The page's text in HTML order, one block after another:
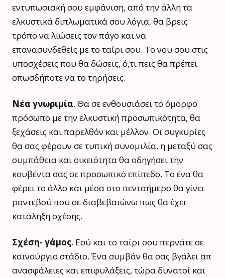
εντυπωσιακή σου εμφάνιση, από την άλλη τα
ελκυστικά διπλωματικά σου λόγια, θα βρεις
τρόπο να λιώσεις τον πάγο και να
επανασυνδεθείς με το ταίρι σου. Το νου σου στις
υποσχέσεις που θα δώσεις, ό,τι πεις θα πρέπει
οπωσδήποτε να το τηρήσεις.
Νέα γνωριμία. Θα σε ενθουσιάσει το όμορφο
πρόσωπο με την ελκυστική προσωπικότητα, θα
ξεχάσεις και παρελθόν και μέλλον. Οι συγκυρίες
θα σας φέρουν σε τυπική συνομιλία, η μεταξύ σας
συμπάθεια και οικειότητα θα οδηγήσει την
κουβέντα σας σε προσωπικό επίπεδο. Το ένα θα
φέρει το άλλο και μέσα στο πενταήμερο θα γίνει
ραντεβού που σε διαβεβαιώνω πως θα έχει
κατάληξη σχέσης.
Σχέση- γάμος. Εσύ και το ταίρι σου περνάτε σε
καινούργιο στάδιο. Ένα συμβάν θα σας βγάλει απ
ανασφάλειες και επιφυλάξεις, τώρα δυνατοί και